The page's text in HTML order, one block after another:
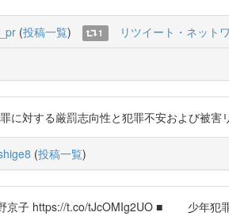
(投稿一覧) 1 リツイート・ネット
に対する厳罰志向性と犯罪不安および被
(投稿一覧)
京子 https://t.co/tJcOMIg2UO ■ 少年